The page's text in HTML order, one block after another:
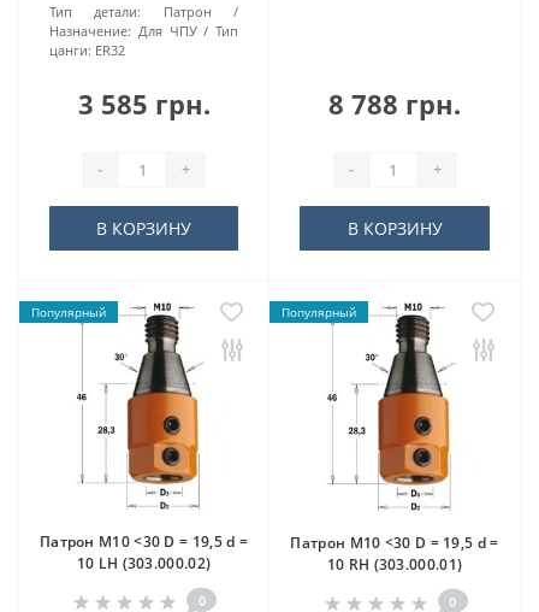
Тип детали:
Патрон
Назначение: Для ЧПУ
Тип
цанги: ER32
3 585 грн.
- +
В КОРЗИНУ
8 788 грн.
- +
В КОРЗИНУ
Популярный
Патрон M10 <30 D = 19,5 d =
10 LH (303.000.02)
0
Популярный
Патрон M10 <30 D = 19,5 d =
10 RH (303.000.01)
0